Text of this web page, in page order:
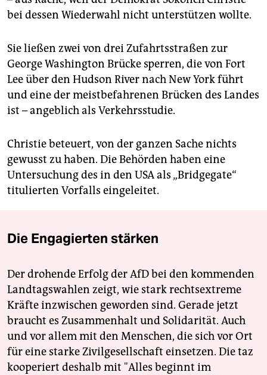
bei dessen Wiederwahl nicht unterstützen wollte.
Sie ließen zwei von drei Zufahrtsstraßen zur
George Washington Brücke sperren, die von Fort
Lee über den Hudson River nach New York führt
und eine der meistbefahrenen Brücken des Landes
ist – angeblich als Verkehrsstudie.
Christie beteuert, von der ganzen Sache nichts
gewusst zu haben. Die Behörden haben eine
Untersuchung des in den USA als „Bridgegate“
titulierten Vorfalls eingeleitet.
Die Engagierten stärken
Der drohende Erfolg der AfD bei den kommenden
Landtagswahlen zeigt, wie stark rechtsextreme
Kräfte inzwischen geworden sind. Gerade jetzt
braucht es Zusammenhalt und Solidarität. Auch
und vor allem mit den Menschen, die sich vor Ort
für eine starke Zivilgesellschaft einsetzen. Die taz
kooperiert deshalb mit "Alles beginnt im